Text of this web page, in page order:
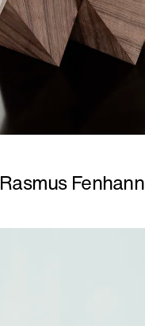
Rasmus Fenhann